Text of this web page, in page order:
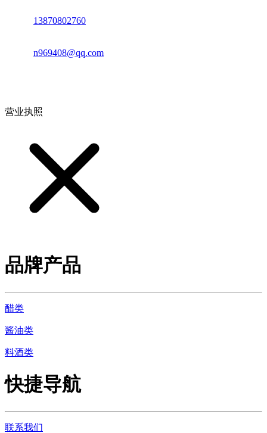
13870802760
n969408@qq.com
营业执照
品牌产品
醋类
酱油类
料酒类
快捷导航
联系我们